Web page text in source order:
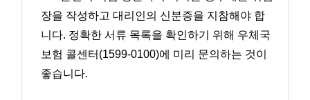
장을 작성하고 대리인의 신분증을 지참해야 합
니다. 정확한 서류 목록을 확인하기 위해 우체국
보험 콜센터(1599-0100)에 미리 문의하는 것이
좋습니다.